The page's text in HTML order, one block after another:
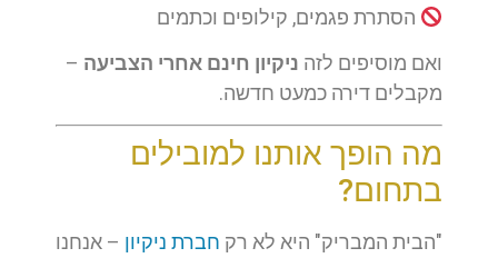
הסתרת פגמים, קילופים וכתמים
ואם מוסיפים לזה ניקיון חינם אחרי הצביעה –
מקבלים דירה כמעט חדשה.
מה הופך אותנו למובילים
בתחום?
"הבית המבריק" היא לא רק חברת ניקיון – אנחנו